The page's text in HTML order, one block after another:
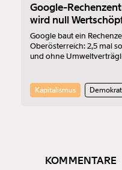
Google-
wird null
Google baut ein
Oberösterreich: 2,5 mal
und ohne
Kronstorf“ Harald
Probleme liegen und was
Kapitalismus
KOMMENTARE